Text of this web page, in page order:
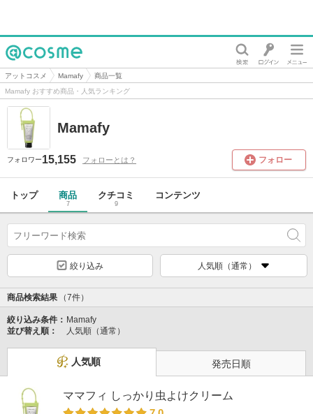
@cosme
アットコスメ Mamafy
商品一覧
Mamafy おすすめ商品・人気ランキング
Mamafy
フォロワー15,155 フォローとは？ フォロー
トップ 商品
7
クチコミ
9
コンテンツ
絞り込み 人気順（通常）
商品検索結果 （7件）
絞り込み条件： Mamafy
並び替え順：
人気順（通常）
人気順 発売日順
ママフィ しっかり虫よけクリーム